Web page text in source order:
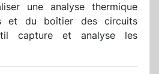
une analyse thermique
et du boîtier des circuits
capture et analyse les